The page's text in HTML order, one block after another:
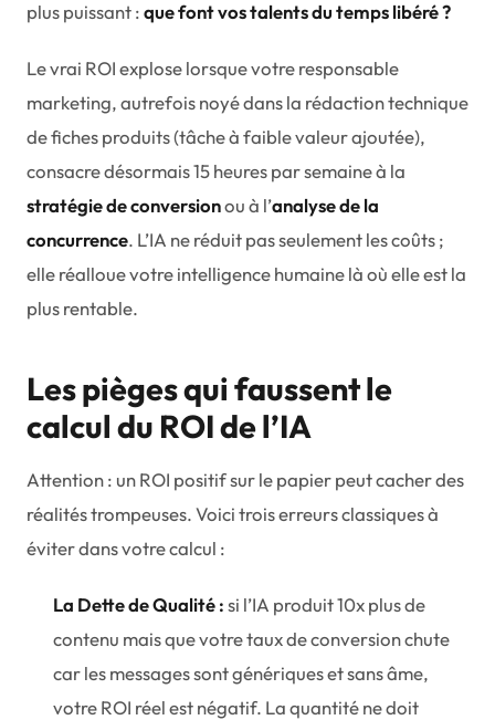
plus puissant :que font vos talents du temps libéré ?
Le vrai ROI explose lorsque votre responsable
marketing, autrefois noyé dans la rédaction technique
de fiches produits (tâche à faible valeur ajoutée),
consacre désormais 15 heures par semaine à la
stratégie de conversionou à l’analyse de la
concurrence. L’IA ne réduit pas seulement les coûts ;
elle réalloue votre intelligence humaine là où elle est la
plus rentable.
Les pièges qui faussent le
calcul du ROI de l’IA
Attention : un ROI positif sur le papier peut cacher des
réalités trompeuses. Voici trois erreurs classiques à
éviter dans votre calcul :
La Dette de Qualité :si l’IA produit 10x plus de
contenu mais que votre taux de conversion chute
car les messages sont génériques et sans âme,
votre ROI réel est négatif. La quantité ne doit